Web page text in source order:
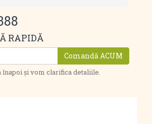
RAPIDĂ
Comandă ACUM
înapoi și vom clarifica detaliile.